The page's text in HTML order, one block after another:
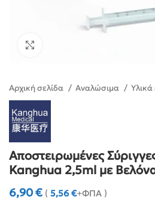
Αρχική σελίδα Αναλώσιμα Υλικά
Αποστειρωμένες
Kanghua 2,5ml με
6,90€ ( 5,56€+ΦΠΑ )